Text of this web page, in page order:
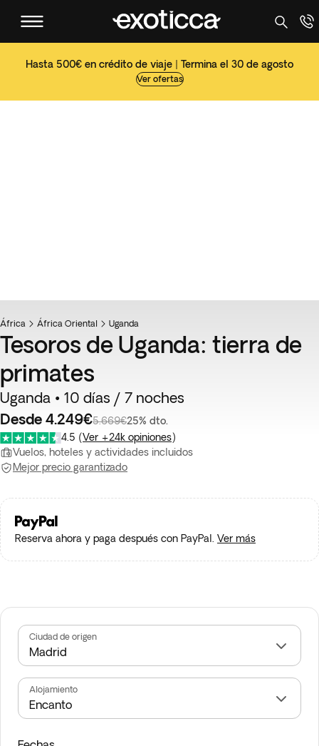
Hasta 500€ en crédito de viaje | Termina el 30 de agosto
Ver ofertas
África África Oriental Uganda
Tesoros de Uganda: tierra de
primates
Uganda • 10 días / 7 noches
Desde 4.249€5.669€25% dto.
4.5 (Ver +24k opiniones)
Vuelos, hoteles y actividades incluidos
Mejor precio garantizado
Reserva ahora y paga después con PayPal. Ver más
Ciudad de origen
Alojamiento